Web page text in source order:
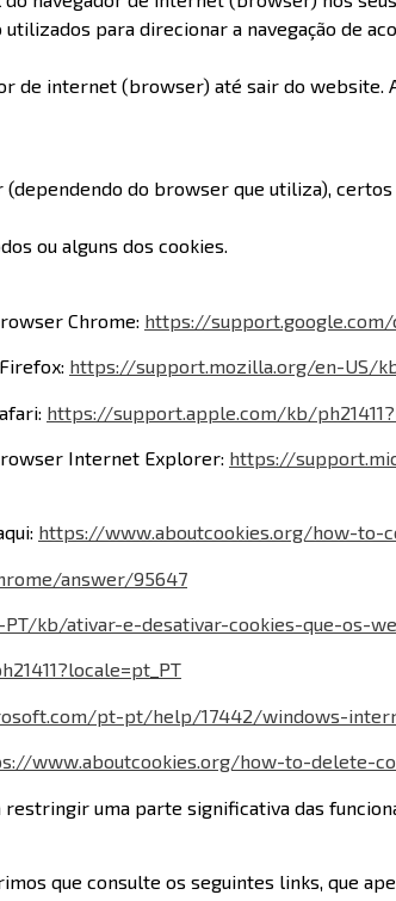
para direcionar a navegação de
de internet (browser) até sair do
do browser que utiliza),
ou alguns dos cookies.
Chrome: https://
https://support.mozilla.org/en-US/
https://support.apple.com/kb/
Internet Explorer: https://
https://www.aboutcookies.org/how-to-
answer/95647
kb/ativar-e-desativar-cookies-que-os-
pt-pt/help/17442/windows-
www.aboutcookies.org/how-to-delete-
uma parte significativa das
que consulte os seguintes links, que